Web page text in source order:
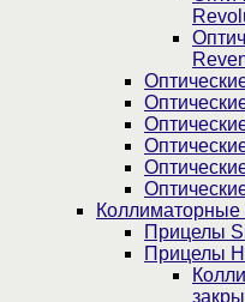
Прицелы
Прицелы